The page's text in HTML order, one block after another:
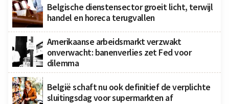
Belgische dienstensector groeit licht, terwijl
handel en horeca terugvallen
Amerikaanse arbeidsmarkt verzwakt
onverwacht: banenverlies zet Fed voor
dilemma
België schaft nu ook definitief de verplichte
sluitingsdag voor supermarkten af